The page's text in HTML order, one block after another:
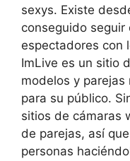
sexys. Existe
conseguido seguir
espectadores con
ImLive es un sitio
modelos y parejas
para su público.
sitios de cámaras
de parejas, así
personas